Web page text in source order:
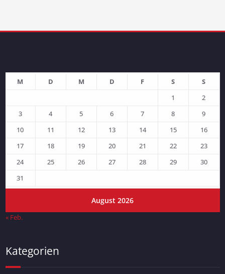
August 2026
M D M D F S
S
1
2
3
4 5 6 7 8
9
10
11 12 13 14 15
16
17
18 19 20 21 22
23
24
25 26 27 28 29
30
31
« Feb.
Kategorien